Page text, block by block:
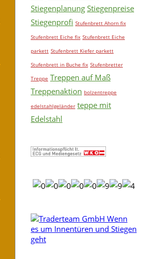
Stiegenplanung Stiegenpreise
Stiegenprofi Stufenbrett Ahorn fix
Stufenbrett Eiche fix Stufenbrett Eiche
parkett Stufenbrett Kiefer parkett
Stufenbrett in Buche fix Stufenbretter
Treppe Treppen auf Maß
Treppenaktion bolzentreppe
edelstahlgeländer teppe mit
Edelstahl